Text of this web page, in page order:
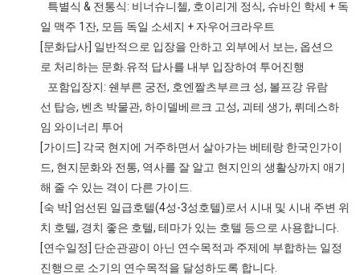
특별식 & 전통식: 비너슈니첼, 호이리게 정식, 슈바인 학세 + 독
일 맥주 1잔, 모듬 독일 소세지 + 자우어크라우트
[문화답사] 일반적으로 입장을 안하고 외부에서 보는, 옵션으
로 처리하는 문화.유적 답사를 내부 입장하여 투어진행
포함입장지: 쉔부른 궁전, 호엔짤츠부르크 성, 볼프강 유람
선 탑승, 벤츠 박물관, 하이델베르크 고성, 괴테 생가, 뤼데스하
임 와이너리 투어
[가이드] 각국 현지에 거주하면서 살아가는 베테랑 한국인가이
드, 현지문화와 전통, 역사를 잘 알고 현지인의 생활상까지 애기
해 줄 수 있는 격이 다른 가이드.
[숙 박] 엄선된 일급호텔(4성-3성호텔)로서 시내 및 시내 주변 위
치 호텔, 경치 좋은 호텔, 테마가 있는 호텔 등으로 사용합니다.
[연수일정] 단순관광이 아닌 연수목적과 주제에 부합하는 일정
진행으로 소기의 연수목적을 달성하도록 합니다.